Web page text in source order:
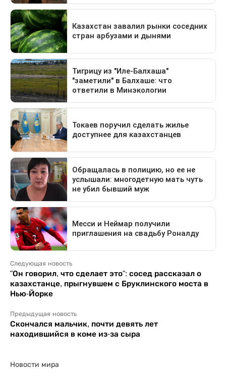
Следующая новость
"Он говорил, что сделает это": сосед рассказал о
казахстанце, прыгнувшем с Бруклинского моста в
Нью-Йорке
Предыдущая новость
Скончался мальчик, почти девять лет
находившийся в коме из-за сыра
Новости мира